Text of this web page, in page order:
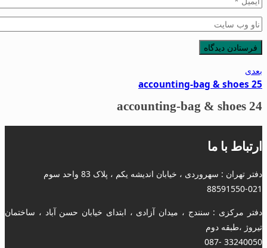
بعدی
accounting-bag & shoes 25
accounting-bag & shoes 24
ارتباط با ما
دفتر تهران : سهروردی ، خیابان اندیشه یکم ، پلاک 83 واحد سوم
88591550-021
دفتر مرکزی : سنندج ، میدان آزادی ، ابتدای خیابان حسن آباد ، ساختمان
تیروژ ،طبقه دوم
33240050 -087